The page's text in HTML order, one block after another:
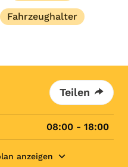
Fahrzeughalter
Teilen
08:00 - 18:00
anzeigen